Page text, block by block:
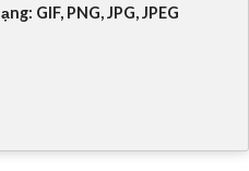
GIF, PNG, JPG, JPEG